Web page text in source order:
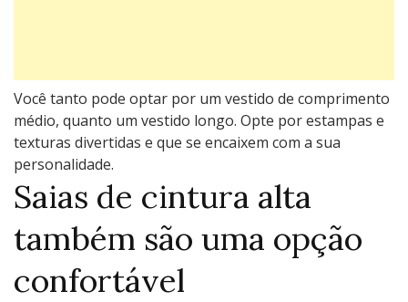
Você tanto pode optar por um vestido de comprimento
médio, quanto um vestido longo. Opte por estampas e
texturas divertidas e que se encaixem com a sua
personalidade.
Saias de cintura alta
também são uma opção
confortável